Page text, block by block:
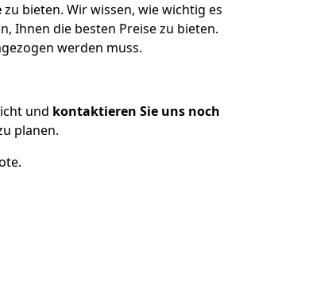
zu bieten. Wir wissen, wie wichtig es
Ihnen die besten Preise zu bieten.
werden muss.
und kontaktieren Sie uns noch
planen.